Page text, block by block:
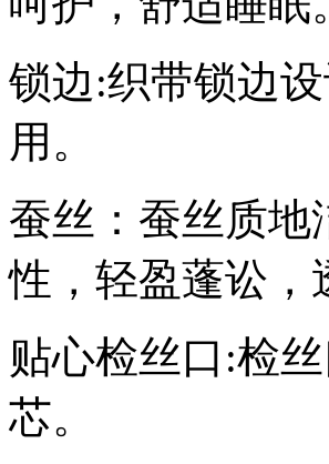
锁边:织带锁边
用。
蚕丝：蚕丝质地
性，轻盈蓬讼，
贴心检丝口:检
芯。